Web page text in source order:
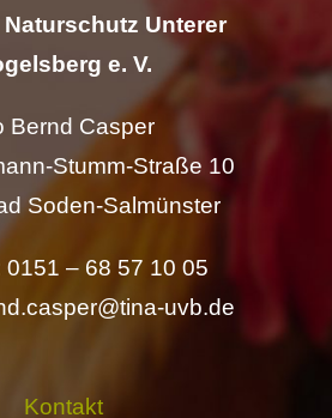
Unterer
e. V.
Bernd Casper
Stumm-Straße 10
Soden-Salmünster
0151 – 68 57 10 05
uvb.de
Kontakt